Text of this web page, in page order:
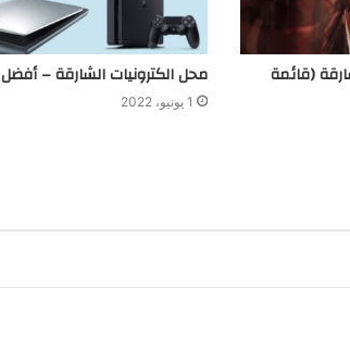
(قائمة محل الكترونيات الشارقة – أفضل 3 محلات
1 يونيو، 2022